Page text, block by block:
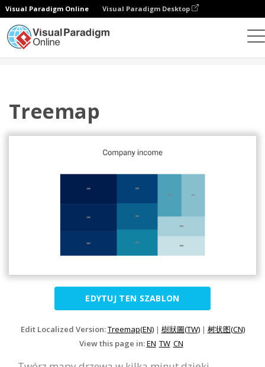
Visual Paradigm Online Visual Paradigm Desktop
Treemap
EDYTUJ TEN SZABLON
Edit Localized Version:Treemap(EN)| 樹狀圖(TW)| 树状图(CN)
View this page in:EN TW CN